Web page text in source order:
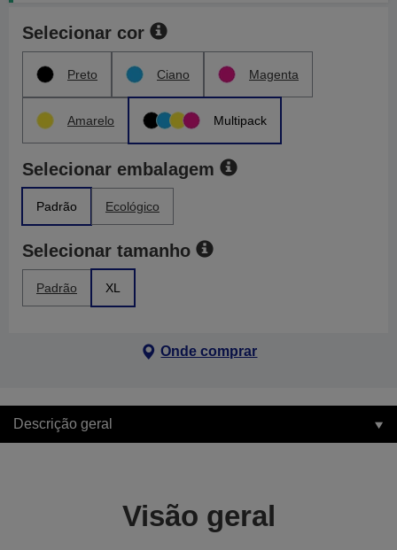
Selecionar cor
Preto Ciano Magenta
Amarelo Multipack
Selecionar embalagem
Padrão Ecológico
Selecionar tamanho
Padrão XL
Onde comprar
Descrição geral
Visão geral